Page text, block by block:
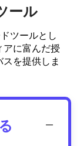
ール
ツールとし
に富んだ授
を提供しま